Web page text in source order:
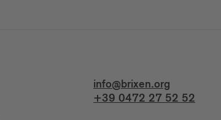
info@brixen.org
+39 0472 27 52 52